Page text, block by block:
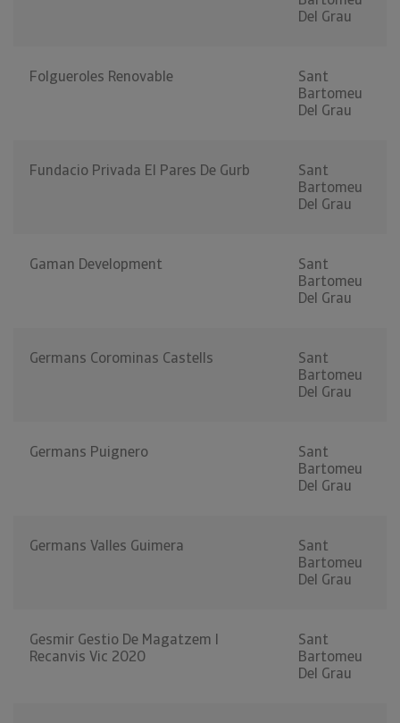
Del Grau
Folgueroles Renovable
Sant
Bartomeu
Del Grau
Fundacio Privada El Pares De Gurb
Sant
Bartomeu
Del Grau
Gaman Development
Sant
Bartomeu
Del Grau
Germans Corominas Castells
Sant
Bartomeu
Del Grau
Germans Puignero
Sant
Bartomeu
Del Grau
Germans Valles Guimera
Sant
Bartomeu
Del Grau
Gesmir Gestio De Magatzem I
Recanvis Vic 2020
Sant
Bartomeu
Del Grau